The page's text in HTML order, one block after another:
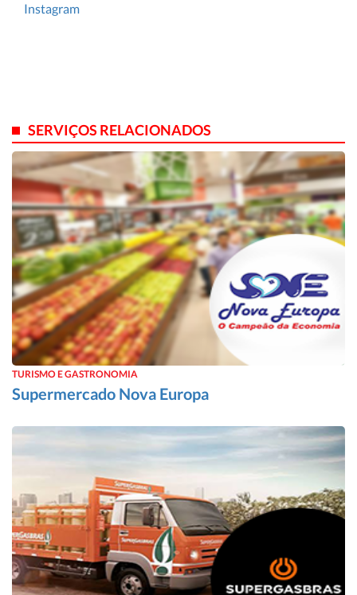
Instagram
SERVIÇOS RELACIONADOS
TURISMO E GASTRONOMIA
Supermercado Nova Europa